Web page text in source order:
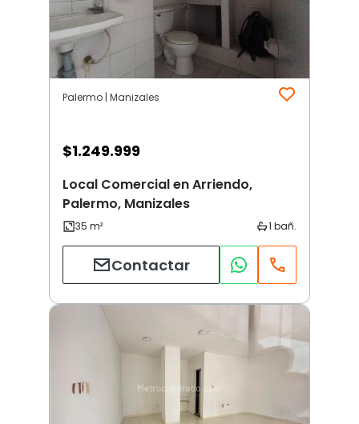
Palermo | Manizales
$1.249.999
Local Comercial en Arriendo,
Palermo, Manizales
Contactar